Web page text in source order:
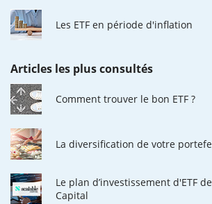
Les ETF en période d'inflation
Articles les plus consultés
Comment trouver le bon ETF ?
La diversification de votre
Le plan d’investissement d'ETF
Capital